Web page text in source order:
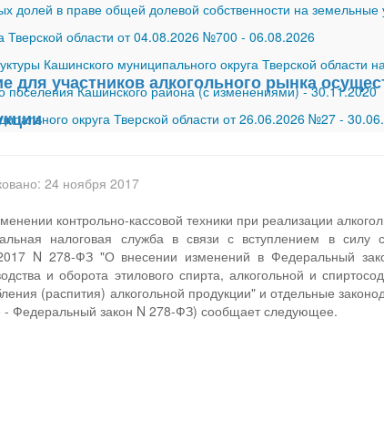
в праве общей долевой собственности на земельные
Тверской области от 04.08.2026 №700 - 06.08.2026
Кашинского муниципального округа Тверской области
поселения Кашинского района (с изменениями)-30.11.2020
округа Тверской области от 26.06.2026 №27 -
участников алкогольного рынка
24 ноября 2017
контрольно-кассовой техники при реализации
налоговая служба в связи с вступлением в силу
N 278-ФЗ "О внесении изменений в Федеральный
и оборота этилового спирта, алкогольной и
(распития) алкогольной продукции" и отдельные
- Федеральный закон N 278-ФЗ) сообщает следующее.